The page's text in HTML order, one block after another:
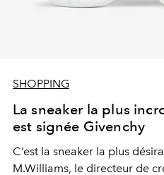
SHOPPING
La sneaker la plus
est signée Givenchy
C’est la sneaker la plus
M.Williams, le directeur de